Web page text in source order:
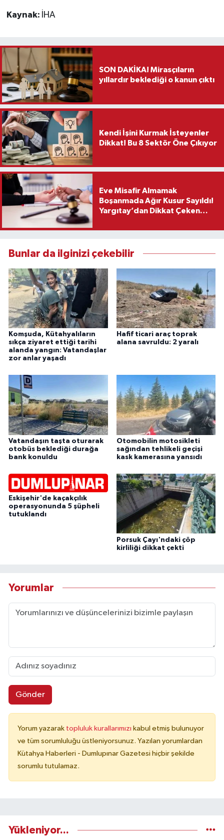
Kaynak: İHA
SON DAKİKA! Mirasçıların
yıllardır beklediği o kanun çıktı
Kendi İşini Kurmak İsteyenler
Dikkat! Bu 8 Sektör Öne Çıkıyor
Eve Misafir Almamak
Boşanmada Ağır Kusur Sayıldı!
Yargıtay’dan Dikkat Çeken
Bunlar da ilginizi çekebilir
Komşuda, Kütahyalıların
sıkça ziyaret ettiği tarihi
alanda yangın: Vatandaşlar
zor anlar yaşadı
Hafif ticari araç toprak
alana savruldu: 2 yaralı
Vatandaşın taşta oturarak
otobüs beklediği durağa
bank konuldu
Otomobilin motosikleti
sağından tehlikeli geçişi
kask kamerasına yansıdı
Eskişehir'de kaçakçılık
operasyonunda 5 şüpheli
tutuklandı
Porsuk Çayı'ndaki çöp
kirliliği dikkat çekti
Yorumlar
Gönder
Yorum yazarak topluluk kurallarımızı kabul etmiş bulunuyor
ve tüm sorumluluğu üstleniyorsunuz. Yazılan yorumlardan
Kütahya Haberleri - Dumlupınar Gazetesi hiçbir şekilde
sorumlu tutulamaz.
Yükleniyor...
Vefat Haberleri